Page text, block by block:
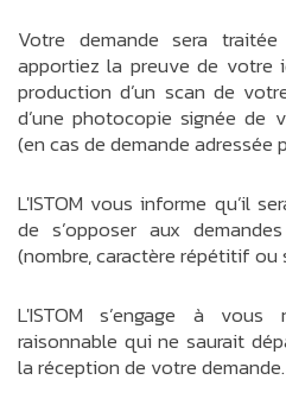
Votre demande sera
apportiez la preuve de votre
production d’un scan de
d’une photocopie signée de
(en cas de demande adressée
L'ISTOM vous informe qu’il
de s’opposer aux
(nombre, caractère répétitif ou
L'ISTOM s’engage à
raisonnable qui ne saurait
la réception de votre demande.